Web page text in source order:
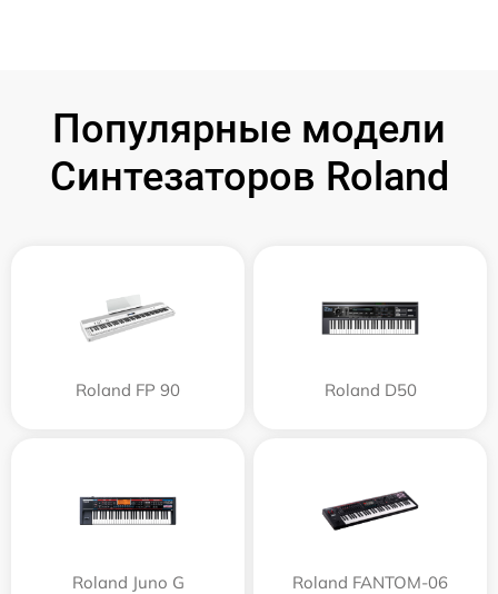
Популярные модели
Синтезаторов Roland
Roland FP 90 Roland D50
Roland Juno G Roland FANTOM-06